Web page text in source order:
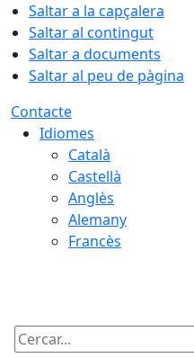
Saltar a la capçalera
Saltar al contingut
Saltar a documents
Saltar al peu de pàgina
Contacte
Idiomes
Català
Castellà
Anglès
Alemany
Francès